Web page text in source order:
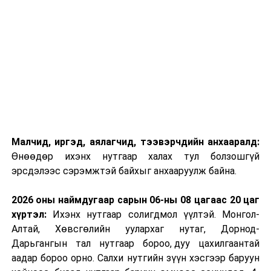
Малчид, иргэд, аялагчид, тээвэрчдийн анхааралд:
Өнөөдөр ихэнх нутгаар халах тул болзошгүй
эрсдэлээс сэрэмжтэй байхыг анхааруулж байна.
2026 оны наймдугаар сарын 06-ны 08 цагаас 20 цаг
хүртэл:Ихэнх нутгаар солигдмол үүлтэй. Монгол-
Алтай, Хөвсгөлийн уулархаг нутаг, Дорнод-
Дарьгангын тал нутгаар бороо, дуу цахилгаантай
аадар бороо орно. Салхи нутгийн зүүн хэсгээр баруун